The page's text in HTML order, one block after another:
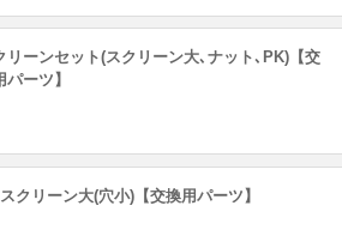
リーンセット(スクリーン大､ナット､PK)【交
パーツ】
クリーン大(穴小)【交換用パーツ】